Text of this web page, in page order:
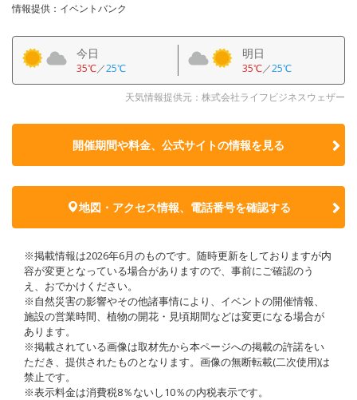
情報提供：イベントバンク
今日
35℃／25℃
明日
35℃／25℃
天気情報提供元：株式会社ライフビジネスウェザー
開催期間や料金、公式サイトの情報を見る
地図・アクセス情報、電話番号を確認する
※掲載情報は2026年6月のものです。随時更新をしておりますが内
容が変更となっている場合がありますので、事前にご確認のう
え、おでかけください。
※自然災害の影響やその他諸事情により、イベントの開催情報、
施設の営業時間、植物の開花・見頃期間などは変更になる場合が
あります。
※掲載されている画像は取材先から本ページへの掲載の許諾をい
ただき、提供されたものとなります。画像の無断転載(二次使用)は
禁止です。
※表示料金は消費税8％ないし10％の内税表示です。